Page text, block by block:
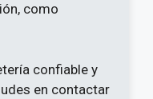
como
confiable y
en contactar